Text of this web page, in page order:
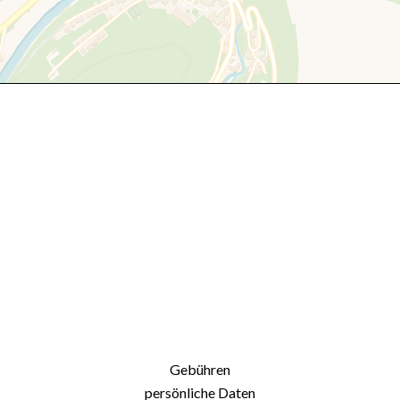
Gebühren
persönliche Daten